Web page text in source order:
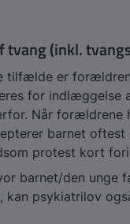
tvang (inkl.
tilfælde er
for indlæggelse
Når forældrene
barnet oftest
protest kort
barnet/den unge
kan psykiatrilov